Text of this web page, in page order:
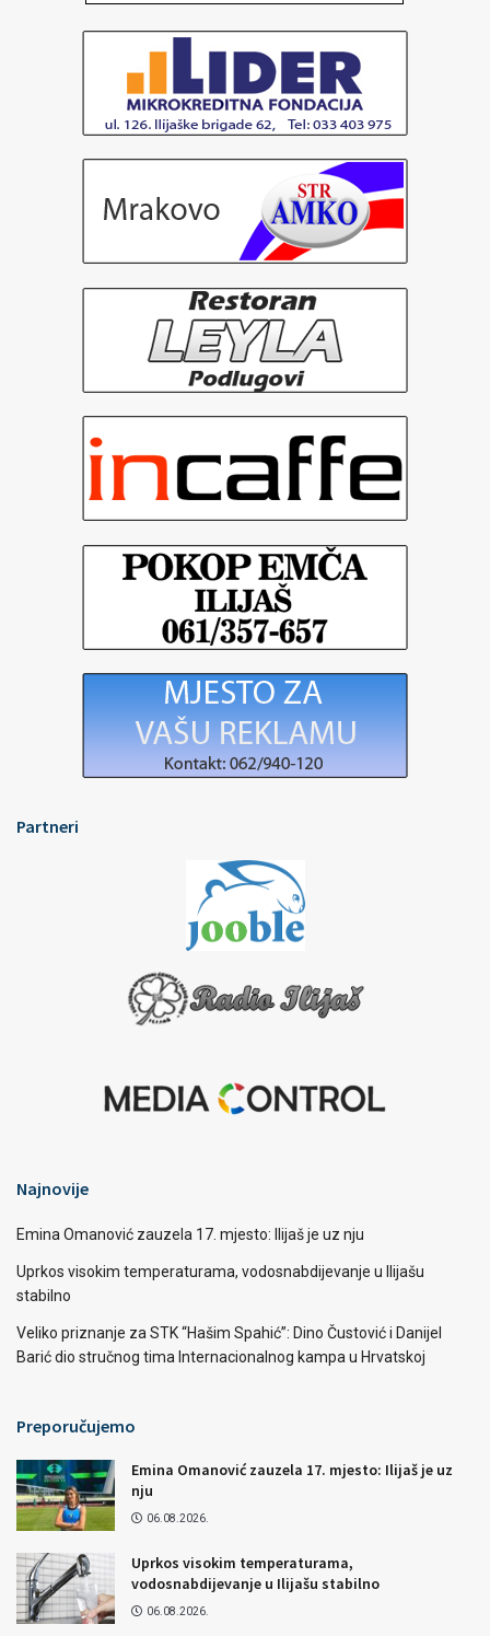
Partneri
Najnovije
Emina Omanović zauzela 17. mjesto: Ilijaš je uz nju
Uprkos visokim temperaturama, vodosnabdijevanje u Ilijašu
stabilno
Veliko priznanje za STK “Hašim Spahić”: Dino Čustović i Danijel
Barić dio stručnog tima Internacionalnog kampa u Hrvatskoj
Preporučujemo
Emina Omanović zauzela 17. mjesto: Ilijaš je uz
nju
06.08.2026.
Uprkos visokim temperaturama,
vodosnabdijevanje u Ilijašu stabilno
06.08.2026.